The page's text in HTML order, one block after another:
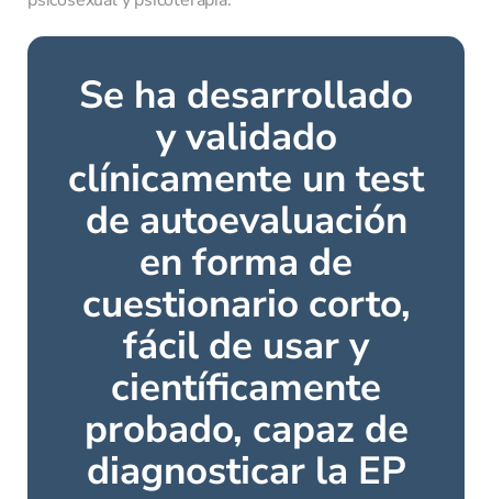
Se ha desarrollado
y validado
clínicamente un test
de autoevaluación
en forma de
cuestionario corto,
fácil de usar y
científicamente
probado, capaz de
diagnosticar la EP